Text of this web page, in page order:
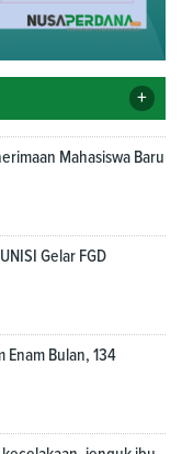
+
Mahasiswa Baru
Gelar FGD
Enam Bulan, 134